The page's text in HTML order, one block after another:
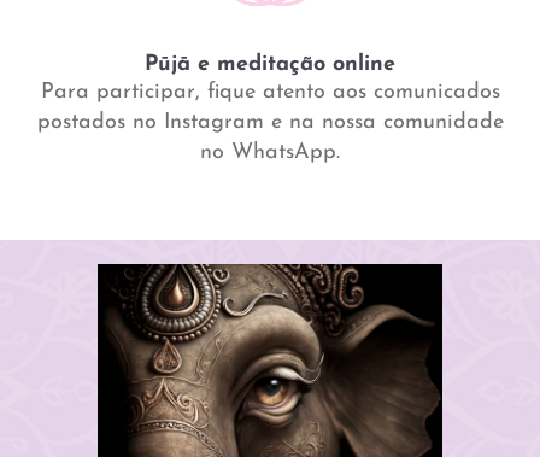
Pūjā e meditação online
Para participar, fique atento aos comunicados
postados no Instagram e na nossa comunidade
no WhatsApp.